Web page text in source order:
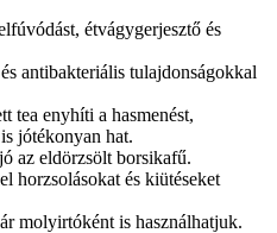
étvágygerjesztő és
antibakteriális tulajdonságokkal
tea enyhíti a hasmenést,
jótékonyan hat.
az eldörzsölt borsikafű.
horzsolásokat és kiütéseket
molyirtóként is használhatjuk.